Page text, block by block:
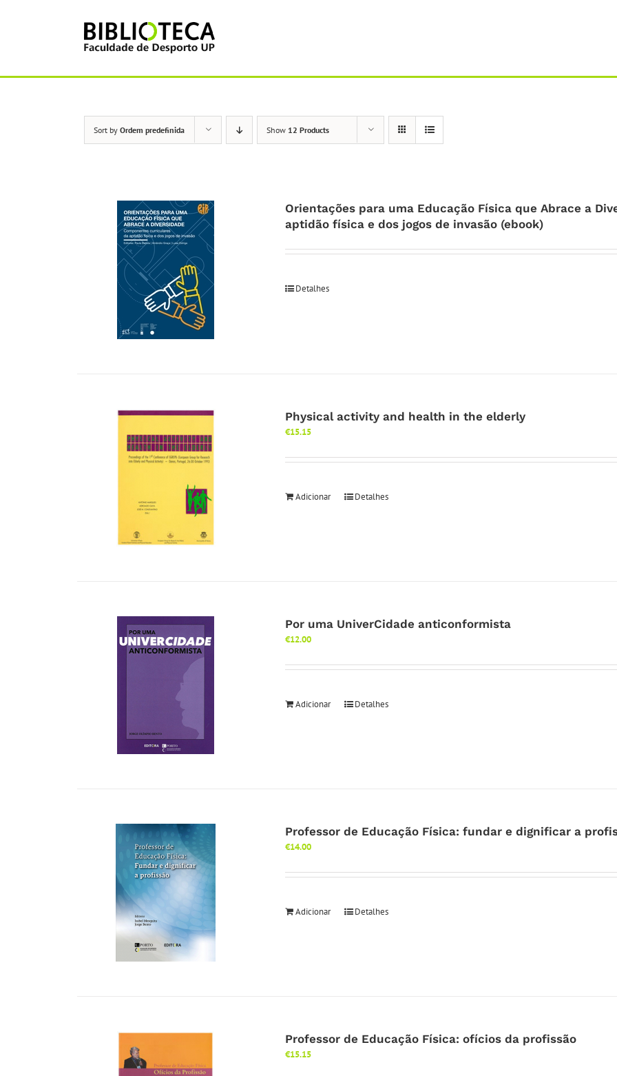
Sort by Ordem predefinida Show 12 Products
Orientações para uma Educação Física que Abrace a
aptidão física e dos jogos de invasão (ebook)
Detalhes
Physical activity and health in the elderly
€15.15
Adicionar Detalhes
Por uma UniverCidade anticonformista
€12.00
Adicionar Detalhes
Professor de Educação Física: fundar e dignificar a
€14.00
Adicionar Detalhes
Professor de Educação Física: ofícios da profissão
€15.15